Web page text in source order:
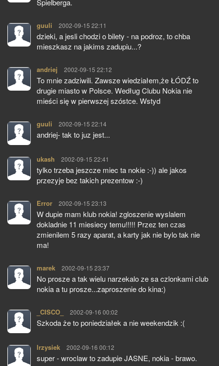
Spielberga.
guuli pisze:
2002-09-15 22:11
dzieki, a jesli chodzi o bilety - na podroz, to chba
mieszkasz na jakims zadupiu...?
andriej pisze:
2002-09-15 22:12
To mnie zadziwili. Zawsze wiedziałem,że ŁÓDŹ to
drugie miasto w Polsce. Według Clubu Nokia nie
mieści się w pierwszej szóstce. Wstyd
guuli pisze:
2002-09-15 22:14
andriej- tak to juz jest...
ukash pisze:
2002-09-15 22:41
tylko trzeba jeszcze miec ta nokie :-)) ale jakos
przezyje bez takich prezentow :-)
Error pisze:
2002-09-15 23:13
W dupie mam klub nokia! zgloszenie wyslalem
dokladnie 11 miesiecy temu!!!!! Przez ten czas
zmienilem 5 razy aparat, a karty jak nie bylo tak nie
ma!
marek pisze:
2002-09-15 23:37
No prosze a tak wielu narzekalo ze sa czlonkami club
nokia a tu prosze...zaproszenie do kina:)
_CISCO_ pisze:
2002-09-16 00:02
Szkoda że to poniedziałek a nie weekendzik :(
lrzysiek pisze:
2002-09-16 00:12
super - wroclaw to zadupie JASNE, nokia - brawo.